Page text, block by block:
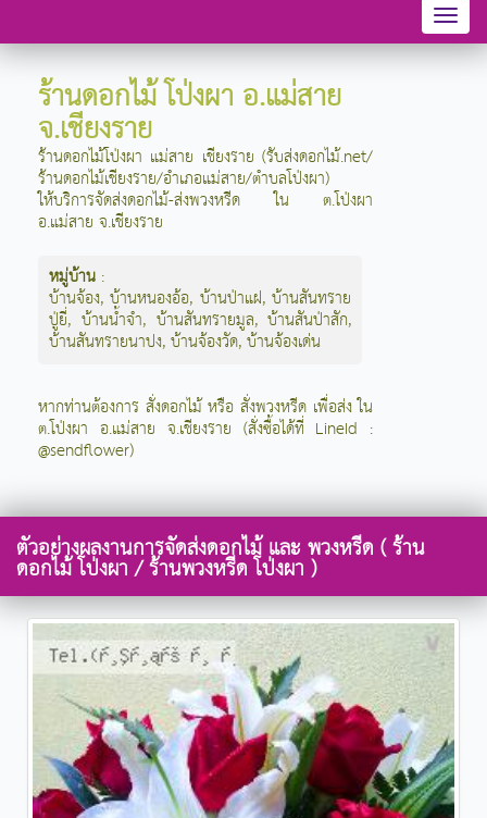
ร้านดอกไม้ โป่งผา อ.แม่สาย
จ.เชียงราย
ร้านดอกไม้โป่งผา แม่สาย เชียงราย (รับส่งดอกไม้.net/
ร้านดอกไม้เชียงราย/อำเภอแม่สาย/ตำบลโป่งผา)
ให้บริการจัดส่งดอกไม้-ส่งพวงหรีด ใน ต.โป่งผา
อ.แม่สาย จ.เชียงราย
หมู่บ้าน :
บ้านจ้อง,บ้านหนองอ้อ, บ้านป่าแฝ,บ้านสันทราย
ปู่ยี่, บ้านน้ำจำ, บ้านสันทรายมูล,บ้านสันป่าสัก,
บ้านสันทรายนาปง,บ้านจ้องวัด,บ้านจ้องเด่น
หากท่านต้องการ สั่งดอกไม้ หรือ สั่งพวงหรีด เพื่อส่ง ใน
ต.โป่งผา อ.แม่สาย จ.เชียงราย (สั่งซื้อได้ที่ LineId :
@sendflower)
ตัวอย่างผลงานการจัดส่งดอกไม้ และ พวงหรีด ( ร้าน
ดอกไม้ โป่งผา / ร้านพวงหรีด โป่งผา )